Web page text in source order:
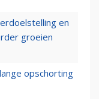
en
groeien
opschorting